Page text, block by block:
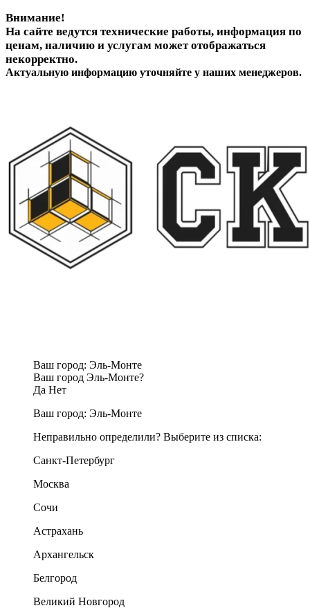
Внимание!
На сайте ведутся технические работы, информация по
ценам, наличию и услугам может отображаться
некорректно.
Актуальную информацию уточняйте у наших менеджеров.
Ваш город: Эль-Монте
Ваш город Эль-Монте?
Да Нет
Ваш город: Эль-Монте
Неправильно определили? Выберите из списка:
Санкт-Петербург
Москва
Сочи
Астрахань
Архангельск
Белгород
Великий Новгород